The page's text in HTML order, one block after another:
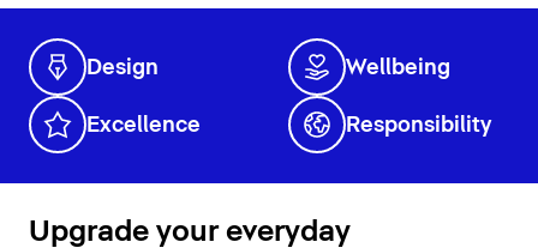
Design Wellbeing
Excellence Responsibility
Upgrade your everyday